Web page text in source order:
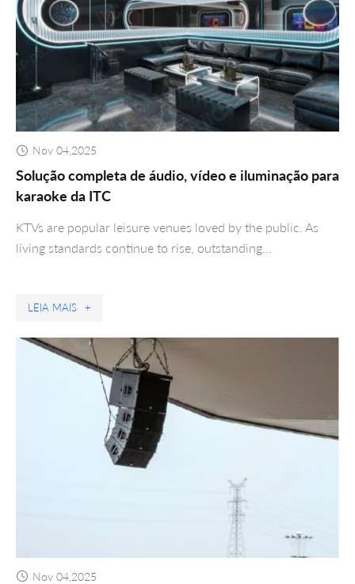
Nov 04,2025
Solução completa de áudio, vídeo e iluminação para
karaoke da ITC
KTVs are popular leisure venues loved by the public. As
living standards continue to rise, outstanding…
LEIA MAIS +
Nov 04,2025